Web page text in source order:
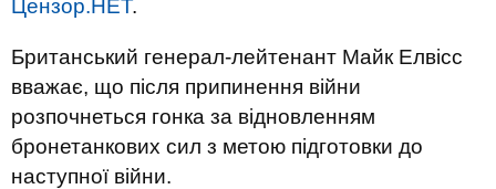
Цензор.НЕТ.
Британський генерал-лейтенант Майк Елвісс
вважає, що після припинення війни
розпочнеться гонка за відновленням
бронетанкових сил з метою підготовки до
наступної війни.